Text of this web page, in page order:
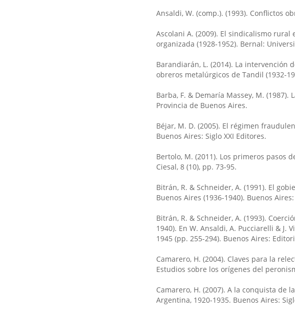
Ansaldi, W. (comp.). (1993). Conflictos
Ascolani A. (2009). El sindicalismo
organizada (1928-1952). Bernal:
Barandiarán, L. (2014). La intervención
obreros metalúrgicos de Tandil (1932-
Barba, F. & Demaría Massey, M.
Provincia de Buenos Aires.
Béjar, M. D. (2005). El régimen
Buenos Aires: Siglo XXI Editores.
Bertolo, M. (2011). Los primeros pasos
Ciesal, 8 (10), pp. 73-95.
Bitrán, R. & Schneider, A. (1991). El
Buenos Aires (1936-1940). Buenos Aires:
Bitrán, R. & Schneider, A. (1993).
1940). En W. Ansaldi, A. Pucciarelli & J.
1945 (pp. 255-294). Buenos Aires:
Camarero, H. (2004). Claves para la
Estudios sobre los orígenes del
Camarero, H. (2007). A la conquista de
Argentina, 1920-1935. Buenos Aires: